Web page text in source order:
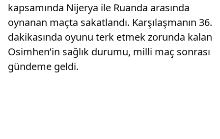
kapsamında Nijerya ile Ruanda arasında
oynanan maçta sakatlandı. Karşılaşmanın 36.
dakikasında oyunu terk etmek zorunda kalan
Osimhen’in sağlık durumu, milli maç sonrası
gündeme geldi.